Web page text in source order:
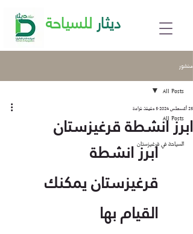
ديثار للسياحة
منشور
All Posts
السياحة في قرغيزستان
All Posts
ابرز انشطة قرغيزستان
25 أغسطس 2024 5 دقيقة قراءة
ابرز انشطة
قرغيزستان يمكنك
القيام بها